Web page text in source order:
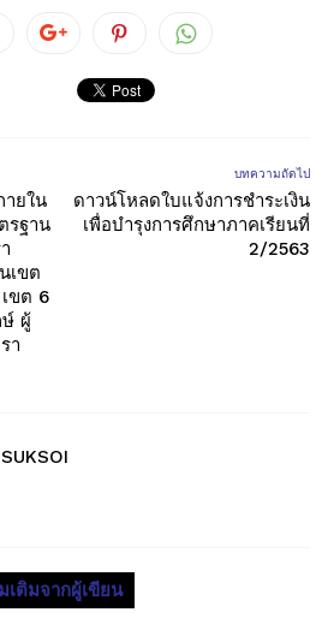
ายใน
รฐาน
เขต
ขต 6
ผู้
า
บทความถัดไป
ดาวน์โหลดใบแจ้งการชำระเงิน
เพื่อบำรุงการศึกษาภาคเรียนที่
2/2563
เติมจากผู้เขียน